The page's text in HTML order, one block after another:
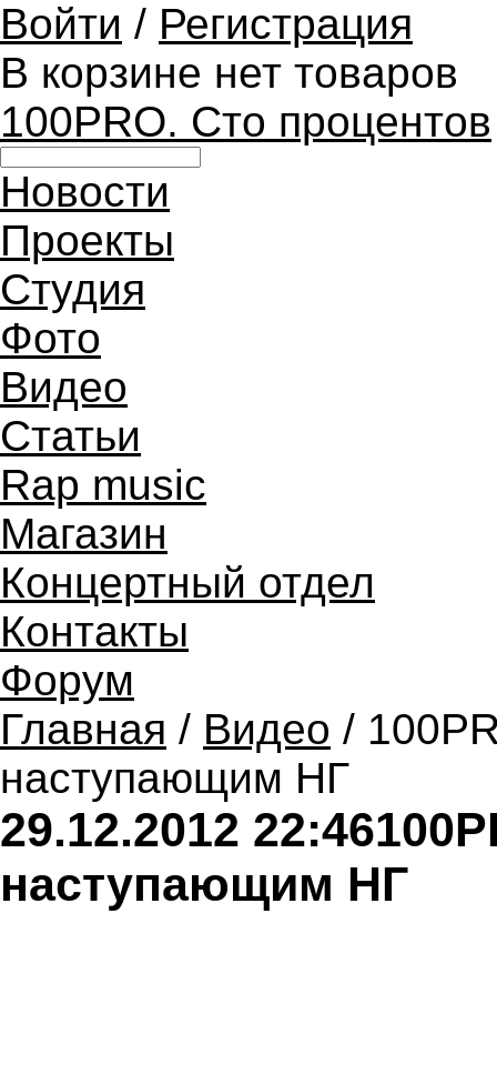
Войти / Регистрация
В корзине нет товаров
100PRO. Сто процентов
Новости
Проекты
Студия
Фото
Видео
Статьи
Rap music
Магазин
Концертный отдел
Контакты
Форум
Главная / Видео /
наступающим НГ
29.12.2012 22:46
наступающим НГ